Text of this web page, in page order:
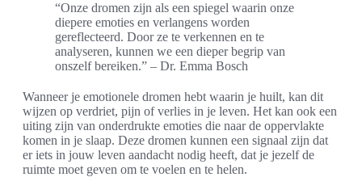
“Onze dromen zijn als een spiegel waarin onze
diepere emoties en verlangens worden
gereflecteerd. Door ze te verkennen en te
analyseren, kunnen we een dieper begrip van
onszelf bereiken.” – Dr. Emma Bosch
Wanneer je emotionele dromen hebt waarin je huilt, kan dit
wijzen op verdriet, pijn of verlies in je leven. Het kan ook een
uiting zijn van onderdrukte emoties die naar de oppervlakte
komen in je slaap. Deze dromen kunnen een signaal zijn dat
er iets in jouw leven aandacht nodig heeft, dat je jezelf de
ruimte moet geven om te voelen en te helen.